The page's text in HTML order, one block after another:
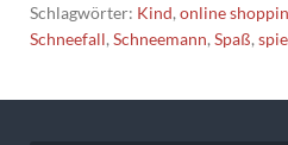
Schlagwörter: Kind,online
Schneefall,Schneemann,Spaß,